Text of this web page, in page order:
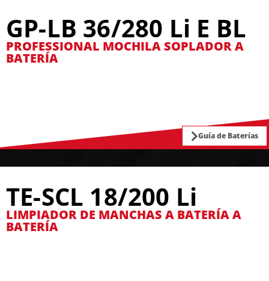
GP-LB 36/280 Li E BL
PROFESSIONAL MOCHILA SOPLADOR A
BATERÍA
Guía de Baterías
TE-SCL 18/200 Li
LIMPIADOR DE MANCHAS A BATERÍA A
BATERÍA